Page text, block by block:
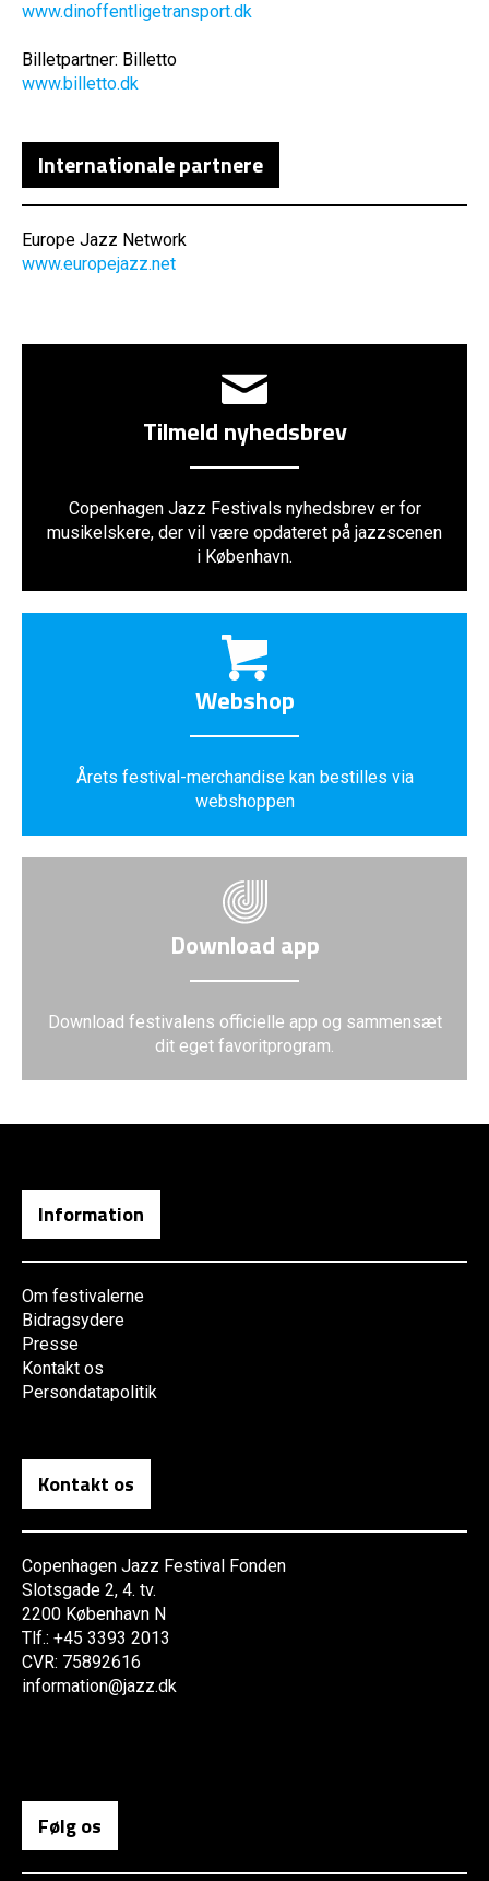
www.dinoffentligetransport.dk
Billetpartner: Billetto
www.billetto.dk
Internationale partnere
Europe Jazz Network
www.europejazz.net
Tilmeld nyhedsbrev
Copenhagen Jazz Festivals nyhedsbrev er for
musikelskere, der vil være opdateret på jazzscenen
i København.
Webshop
Årets festival-merchandise kan bestilles via
webshoppen
Download app
Download festivalens officielle app og sammensæt
dit eget favoritprogram.
Information
Om festivalerne
Bidragsydere
Presse
Kontakt os
Persondatapolitik
Kontakt os
Copenhagen Jazz Festival Fonden
Slotsgade 2, 4. tv.
2200 København N
Tlf.: +45 3393 2013
CVR: 75892616
information@jazz.dk
Følg os